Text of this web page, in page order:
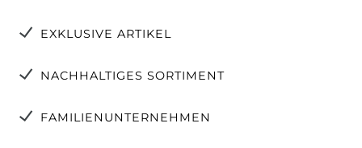
EXKLUSIVE ARTIKEL
NACHHALTIGES SORTIMENT
FAMILIENUNTERNEHMEN